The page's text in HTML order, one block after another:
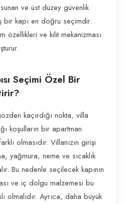
sunan ve üst düzey güvenlik
bir kapı en doğru seçimdir.
özellikleri ve kilit mekanizması
Seçimi Özel Bir
kaçırdığı nokta, villa
koşulların bir apartman
olmasıdır. Villanızın girişi
yağmura, neme ve sıcaklık
Bu nedenle seçilecek kapının
ve iç dolgu malzemesi bu
olmalıdır. Ayrıca, daha büyük